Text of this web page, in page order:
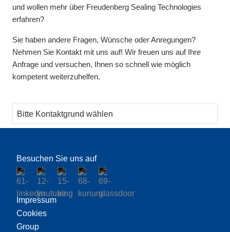
und wollen mehr über Freudenberg Sealing Technologies
erfahren?
Sie haben andere Fragen, Wünsche oder Anregungen?
Nehmen Sie Kontakt mit uns auf! Wir freuen uns auf Ihre
Anfrage und versuchen, Ihnen so schnell wie möglich
kompetent weiterzuhelfen.
Besuchen Sie uns auf
Impressum
Cookies
Group